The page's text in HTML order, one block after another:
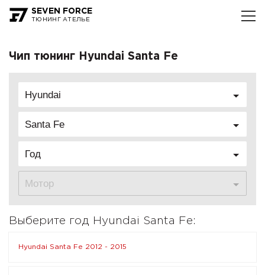
SEVEN FORCE
ТЮНИНГ АТЕЛЬЕ
Чип тюнинг Hyundai Santa Fe
Hyundai
Santa Fe
Год
Мотор
Выберите год Hyundai Santa Fe:
Hyundai Santa Fe 2012 - 2015